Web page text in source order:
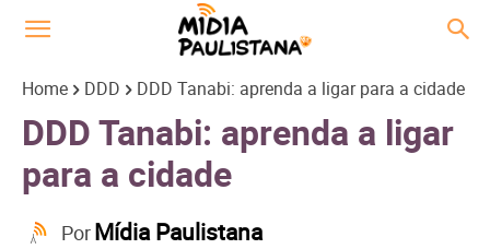
Home DDD DDD Tanabi: aprenda a ligar para a cidade
DDD Tanabi: aprenda a ligar
para a cidade
PorMídia Paulistana